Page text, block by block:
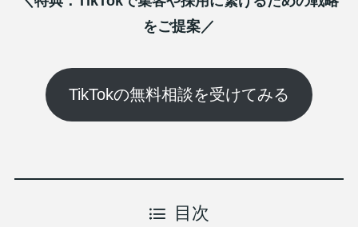
をご提案／
TikTokの無料相談を受けてみる
目次